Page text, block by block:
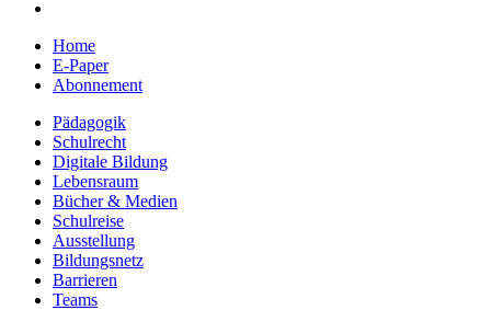
Home
E-Paper
Abonnement
Pädagogik
Schulrecht
Digitale Bildung
Lebensraum
Bücher & Medien
Schulreise
Ausstellung
Bildungsnetz
Barrieren
Teams